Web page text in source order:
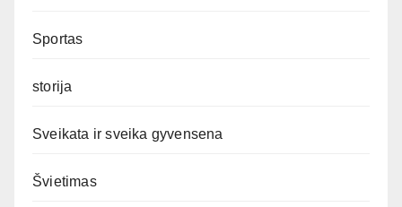
Sportas
storija
Sveikata ir sveika gyvensena
Švietimas